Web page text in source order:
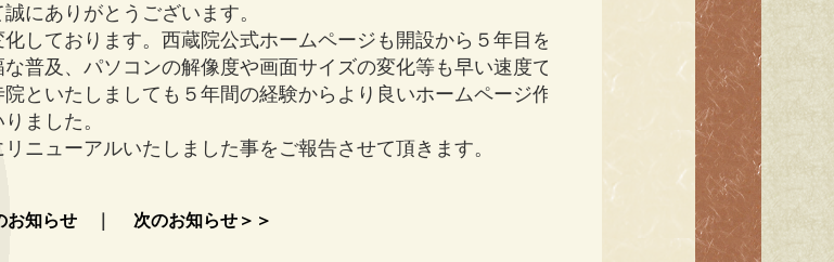
にありがとうございます。
しております。西蔵院公式ホームページも開設から５年目を
普及、パソコンの解像度や画面サイズの変化等も早い速度で
といたしましても５年間の経験からより良いホームページ作
ました。
ニューアルいたしました事をご報告させて頂きます。
お知らせ 次のお知らせ＞＞